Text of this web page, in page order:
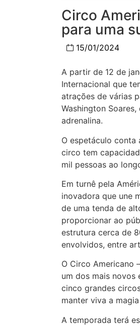
Circo
para uma
15/01/2024
A partir de 12 de
Internacional que
atrações de várias
Washington
adrenalina.
O espetáculo conta
circo tem
mil pessoas ao
Em turnê pela
inovadora que une
de uma tenda de
proporcionar ao
estrutura cerca de
envolvidos, entre
O Circo Americano
um dos mais
cinco grandes
manter viva a
A temporada terá